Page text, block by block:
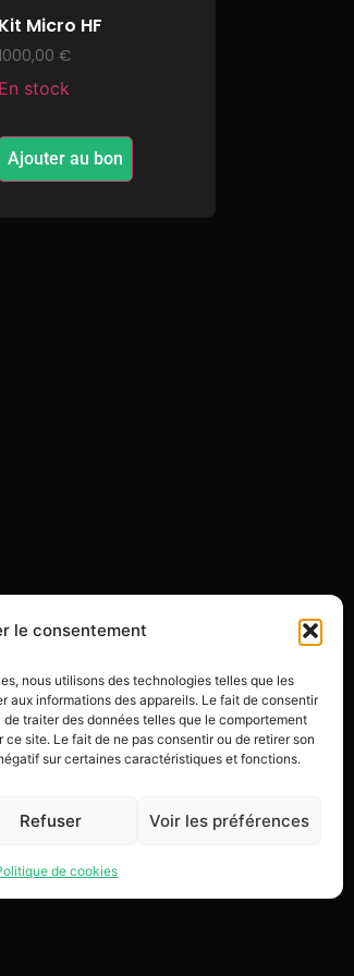
le consentement
nous utilisons des technologies telles que les
aux informations des appareils. Le fait de consentir
traiter des données telles que le comportement
site. Le fait de ne pas consentir ou de retirer son
sur certaines caractéristiques et fonctions.
Refuser Voir les préférences
de cookies
Kit Micro HF
€
En stock
Ajouter au bon